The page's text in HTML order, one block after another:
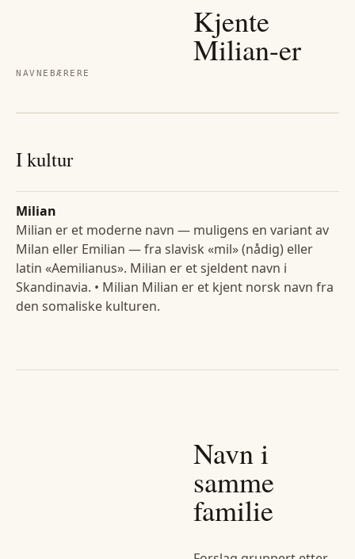
NAVNEBÆRERE
Kjente
Milian-er
I kultur
Milian
Milian er et moderne navn — muligens en variant av
Milan eller Emilian — fra slavisk «mil» (nådig) eller
latin «Aemilianus». Milian er et sjeldent navn i
Skandinavia. • Milian Milian er et kjent norsk navn fra
den somaliske kulturen.
Navn i
samme
familie